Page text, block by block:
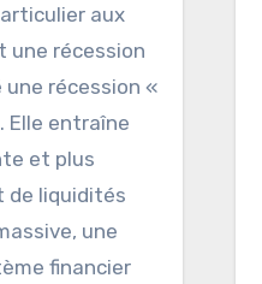
aux
une récession
récession «
Elle entraîne
et plus
de liquidités
une
financier